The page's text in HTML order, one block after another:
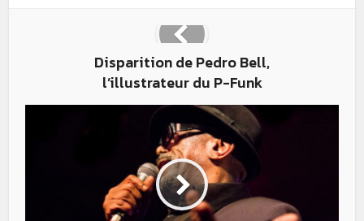
Disparition de Pedro Bell,
l’illustrateur du P-Funk